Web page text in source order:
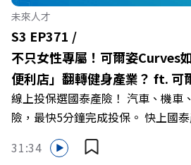
持人／遠見雜誌副社長兼遠見智庫
樹德科技大學校長 王昭雄 +++++ 🎂
速搶下破天荒的獨家優惠
>>>https://gvmkt.pse.is/9e5pbz ✨
群： LINE：https://reurl.cc/
https://bit.ly/3AjBWNV YT：
Powered by Firstory Hosting
未來人才
S3 EP371 /
不只女性專屬！可爾姿Curves
便利店」翻轉健身產業？ ft. 可
行長林宏遠
線上投保選國泰產險！ 汽車、機車
險，最快5分鐘完成投保。 快上國
保障立即到位！ https://
Firstory Podcast 廣告 —— 在健康意
31:34